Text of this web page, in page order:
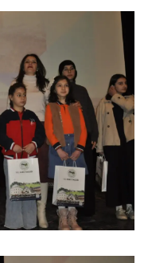
Karabük
Kilis
Osmaniye
Düzce